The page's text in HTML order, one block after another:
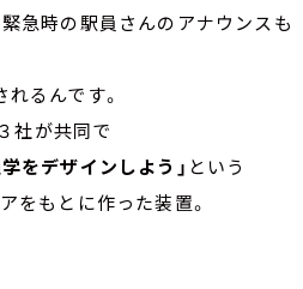
急時の駅員さんのアナウンスも
るんです。
社が共同で
学をデザインしよう」 という
をもとに作った装置。